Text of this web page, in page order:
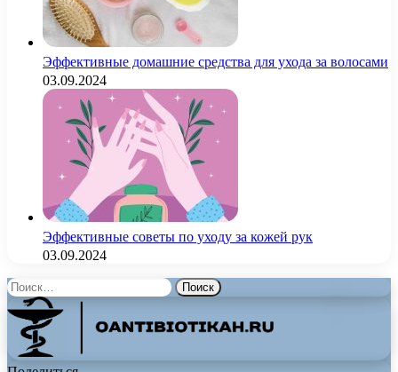
Эффективные домашние средства для ухода за волосами
03.09.2024
Эффективные советы по уходу за кожей рук
03.09.2024
Найти: